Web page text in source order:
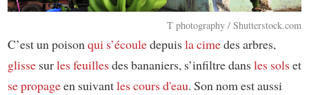
T photography / Shutterstock.com
C’est un poisonqui s’écouledepuisla cimedes arbres,
glissesurles feuillesdes bananiers, s’infiltre dansles solset
se propageen suivantles cours d'eau. Son nom est aussi